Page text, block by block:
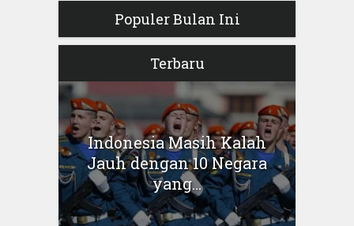
Populer Bulan Ini
Terbaru
Indonesia Masih Kalah
Jauh dengan 10 Negara
yang...